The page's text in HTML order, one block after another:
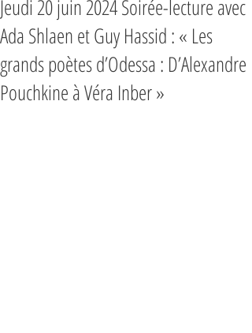
Jeudi 20 juin 2024 Soirée-lecture avec
Ada Shlaen et Guy Hassid : « Les
grands poètes d’Odessa : D’Alexandre
Pouchkine à Véra Inber »